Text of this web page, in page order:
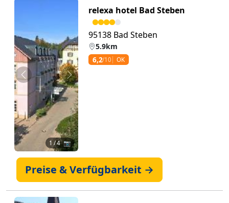
Zurück Weiter
1 / 4 📷
relexa hotel Bad Steben
95138 Bad Steben
5.9km
6,2/10 OK
Preise & Verfügbarkeit →